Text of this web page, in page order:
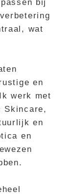
bij
wat
en
werk met
Skincare,
en
en